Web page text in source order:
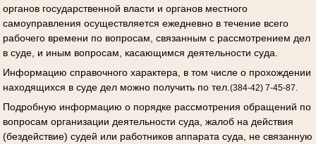
органов государственной власти и органов местного
самоуправления осуществляется ежедневно в течение всего
рабочего времени по вопросам, связанным с рассмотрением дел
в суде, и иным вопросам, касающимся деятельности суда.
Информацию справочного характера, в том числе о прохождении
находящихся в суде дел можно получить по тел. (384-42) 7-45-87.
Подробную информацию о порядке рассмотрения обращений по
вопросам организации деятельности суда, жалоб на действия
(бездействие) судей или работников аппарата суда, не связанную